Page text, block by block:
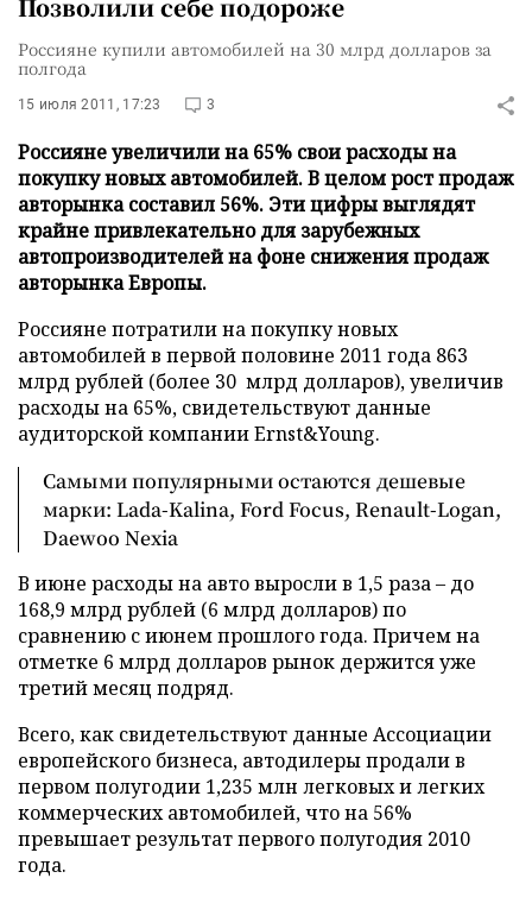
Позволили себе подороже
Россияне купили автомобилей на 30 млрд долларов за
полгода
15 июля 2011, 17:23 3
Россияне увеличили на 65% свои расходы на
покупку новых автомобилей. В целом рост продаж
авторынка составил 56%. Эти цифры выглядят
крайне привлекательно для зарубежных
автопроизводителей на фоне снижения продаж
авторынка Европы.
Россияне потратили на покупку новых
автомобилей в первой половине 2011 года 863
млрд рублей (более 30 млрд долларов), увеличив
расходы на 65%, свидетельствуют данные
аудиторской компании Ernst&Young.
Самыми популярными остаются дешевые
марки: Lada-Kalina, Ford Focus, Renault-Logan,
Daewoo Nexia
В июне расходы на авто выросли в 1,5 раза – до
168,9 млрд рублей (6 млрд долларов) по
сравнению с июнем прошлого года. Причем на
отметке 6 млрд долларов рынок держится уже
третий месяц подряд.
Всего, как свидетельствуют данные Ассоциации
европейского бизнеса, автодилеры продали в
первом полугодии 1,235 млн легковых и легких
коммерческих автомобилей, что на 56%
превышает результат первого полугодия 2010
года.